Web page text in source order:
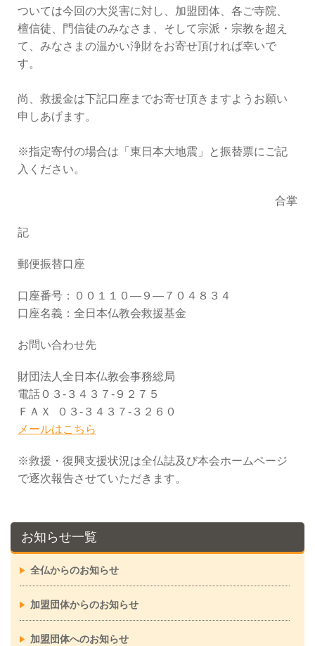
ついては今回の大災害に対し、加盟団体、各ご寺院、
檀信徒、門信徒のみなさま、そして宗派・宗教を超え
て、みなさまの温かい浄財をお寄せ頂ければ幸いで
す。
尚、救援金は下記口座までお寄せ頂きますようお願い
申しあげます。
※指定寄付の場合は「東日本大地震」と振替票にご記
入ください。
合掌
記
郵便振替口座
口座番号：００１１０―９―７０４８３４
口座名義：全日本仏教会救援基金
お問い合わせ先
財団法人全日本仏教会事務総局
電話０３-３４３７-９２７５
ＦＡＸ ０３-３４３７-３２６０
メールはこちら
※救援・復興支援状況は全仏誌及び本会ホームページ
で逐次報告させていただきます。
お知らせ一覧
全仏からのお知らせ
加盟団体からのお知らせ
加盟団体へのお知らせ